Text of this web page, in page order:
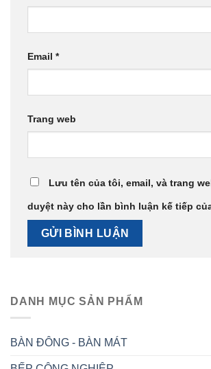
Email *
Trang web
Lưu tên của tôi, email, và trang
duyệt này cho lần bình luận kế tiếp
DANH MỤC SẢN PHẨM
BÀN ĐÔNG - BÀN MÁT